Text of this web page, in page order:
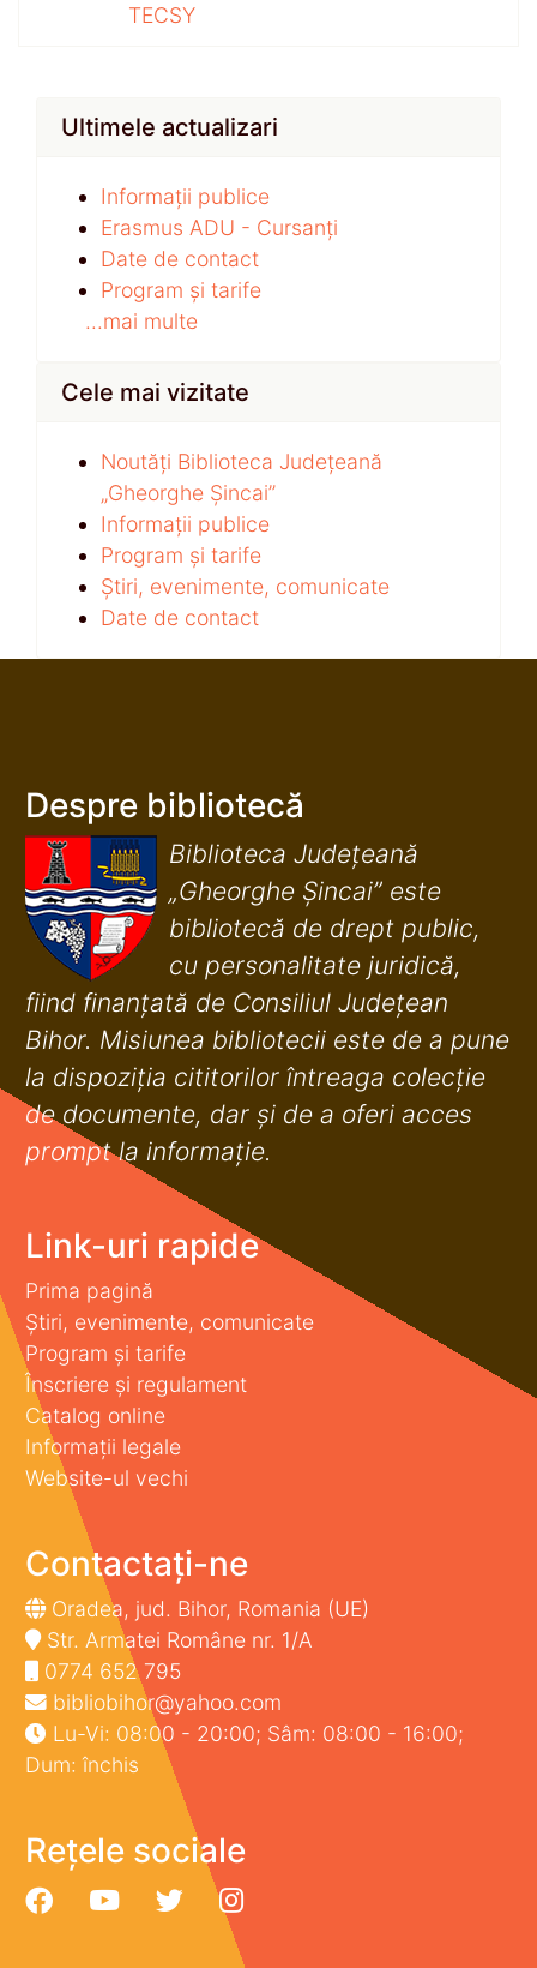
TECSY
Ultimele actualizari
Informații publice
Erasmus ADU - Cursanți
Date de contact
Program și tarife
...mai multe
Cele mai vizitate
Noutăți Biblioteca Județeană
„Gheorghe Șincai”
Informații publice
Program și tarife
Știri, evenimente, comunicate
Date de contact
Despre bibliotecă
Biblioteca Județeană
„Gheorghe Șincai” este
bibliotecă de drept public,
cu personalitate juridică,
fiind finanţată de Consiliul Judeţean
Bihor. Misiunea bibliotecii este de a pune
la dispoziţia cititorilor întreaga colecţie
de documente, dar şi de a oferi acces
prompt la informaţie.
Link-uri rapide
Prima pagină
Știri, evenimente, comunicate
Program și tarife
Înscriere și regulament
Catalog online
Informații legale
Website-ul vechi
Contactați-ne
Oradea, jud. Bihor, Romania (UE)
Str. Armatei Române nr. 1/A
0774 652 795
bibliobihor@yahoo.com
Lu-Vi: 08:00 - 20:00; Sâm: 08:00 - 16:00;
Dum: închis
Rețele sociale